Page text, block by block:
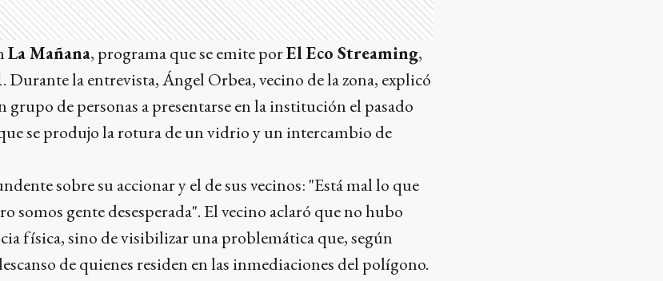
La Mañana, programa que se emite porEl Eco Streaming,
. Durante la entrevista, Ángel Orbea, vecino de la zona, explicó
de personas a presentarse en la institución el pasado
se produjo la rotura de un vidrio y un intercambio de
sobre su accionar y el de sus vecinos: "Está mal lo que
somos gente desesperada". El vecino aclaró que no hubo
física, sino de visibilizar una problemática que, según
de quienes residen en las inmediaciones del polígono.